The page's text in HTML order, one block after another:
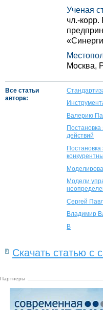
Ученая
чл.-
Москва,
Все статьи
автора:
Валерию
действий
Модели
Сергей
Владимир
В
Скачать статью с
Партнеры